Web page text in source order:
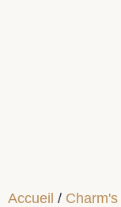
Accueil / Charm's